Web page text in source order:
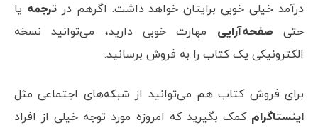
درآمد خیلی خوبی برایتان خواهد داشت. اگرهم درترجمه یا
حتی صفحه‌آرایی مهارت خوبی دارید، می‌توانید نسخه
الکترونیکی یک کتاب را به فروش برسانید.
برای فروش کتاب هم می‌توانید از شبکه‌های اجتماعی مثل
اینستاگرامکمک بگیرید که امروزه مورد توجه خیلی از افراد